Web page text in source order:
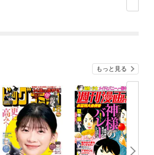
もっと見る